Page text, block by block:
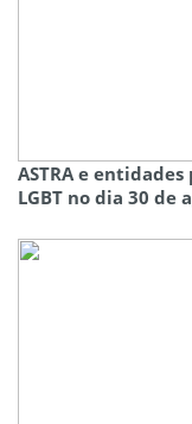
ASTRA e
LGBT no dia 30 de